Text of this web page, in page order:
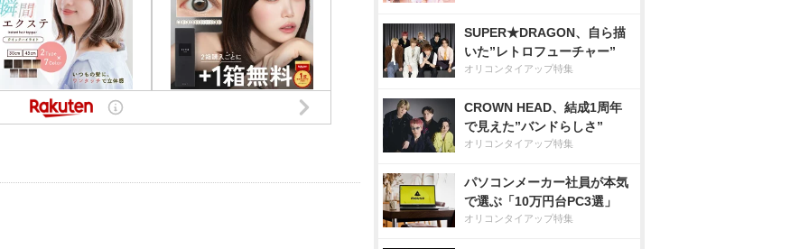
SUPER★DRAGON、自ら描
いた”レトロフューチャー”
オリコンタイアップ特集
CROWN HEAD、結成1周年
で見えた”バンドらしさ”
オリコンタイアップ特集
パソコンメーカー社員が本気
で選ぶ「10万円台PC3選」
オリコンタイアップ特集